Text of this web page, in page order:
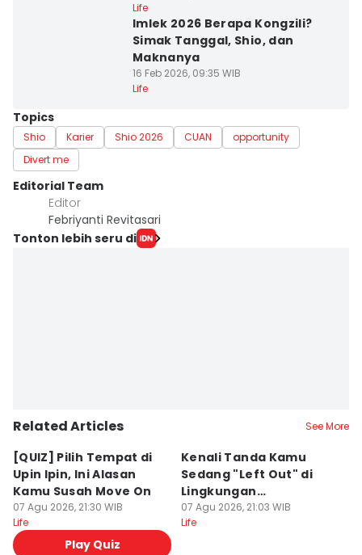
Life
Imlek 2026 Berapa Kongzili?
Simak Tanggal, Shio, dan
Maknanya
16 Feb 2026, 09:35 WIB
Life
Topics
Shio Karier Shio 2026 CUAN
opportunity
Divert me
Editorial Team
Editor
Febriyanti Revitasari
Tonton lebih seru di
Related Articles See More
[QUIZ] Pilih Tempat di
Upin Ipin, Ini Alasan
Kamu Susah Move On
07 Agu 2026, 21:30 WIB
Life
Play Quiz
Kenali Tanda Kamu
Sedang "Left Out" di
Lingkungan
Pertemanan
07 Agu 2026, 21:03 WIB
Life